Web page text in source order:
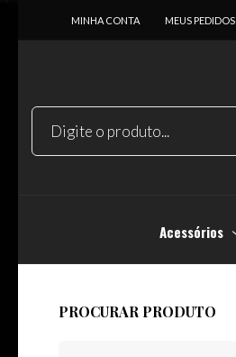
MINHA CONTA MEUS PEDIDOS
Acessórios
PROCURAR PRODUTO